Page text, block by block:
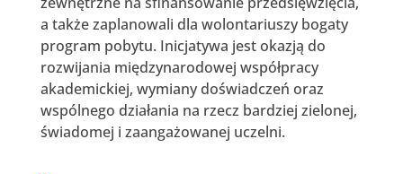
a także zaplanowali dla wolontariuszy bogaty
program pobytu. Inicjatywa jest okazją do
rozwijania międzynarodowej współpracy
akademickiej, wymiany doświadczeń oraz
wspólnego działania na rzecz bardziej zielonej,
świadomej i zaangażowanej uczelni.